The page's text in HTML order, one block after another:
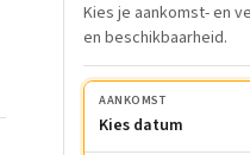
Kies je aankomst- en
en beschikbaarheid.
AANKOMST
Kies datum